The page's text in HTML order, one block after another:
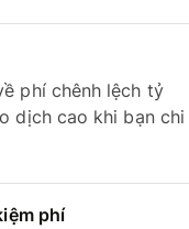
phí chênh lệch tỷ
dịch cao khi bạn chi
phí